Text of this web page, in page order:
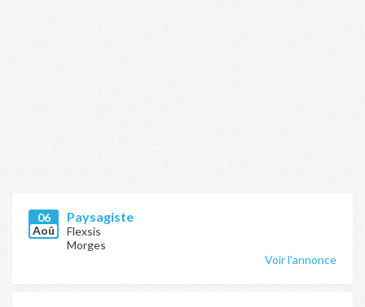
06
Aoû
Paysagiste
Flexsis
Morges
Voir l'annonce